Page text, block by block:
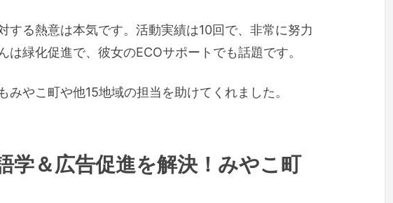
する熱意は本気です。活動実績は10回で、非常に努力
は緑化促進で、彼女のECOサポートでも話題です。
みやこ町や他15地域の担当を助けてくれました。
学＆広告促進を解決！みやこ町